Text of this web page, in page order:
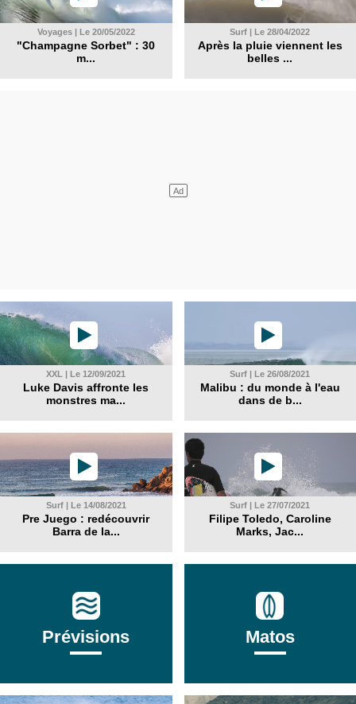
Voyages | Le 20/05/2022
"Champagne Sorbet" : 30
m...
Surf | Le 28/04/2022
Après la pluie viennent les
belles ...
XXL | Le 12/09/2021
Luke Davis affronte les
monstres ma...
Surf | Le 26/08/2021
Malibu : du monde à l'eau
dans de b...
Surf | Le 14/08/2021
Pre Juego : redécouvrir
Barra de la...
Surf | Le 27/07/2021
Filipe Toledo, Caroline
Marks, Jac...
Prévisions Matos